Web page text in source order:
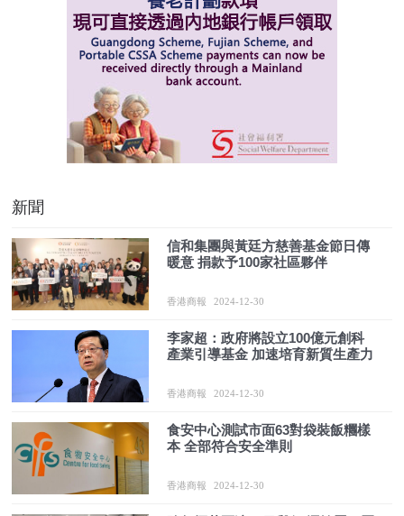
新聞
信和集團與黃廷方慈善基金節日傳
暖意 捐款予100家社區夥伴
香港商報 2024-12-30
李家超：政府將設立100億元創科
產業引導基金 加速培育新質生產力
香港商報 2024-12-30
食安中心測試市面63對袋裝飯糰樣
本 全部符合安全準則
香港商報 2024-12-30